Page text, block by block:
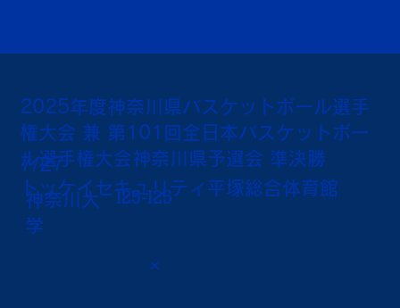
7/27
×
2025年度神奈川県バスケットボール選手
権大会 兼 第101回全日本バスケットボー
ル選手権大会神奈川県予選会 準決勝
トッケイセキュリティ平塚総合体育館
神奈川大
学
125-125